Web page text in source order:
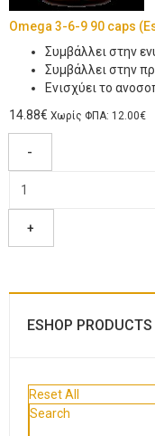
Omega 3-6-9 90 caps
Συμβάλλει στην
Συμβάλλει στην
Ενισχύει το
14.88€ Χωρίς ΦΠΑ: 12.00€
-
+
ESHOP
Reset All
Search